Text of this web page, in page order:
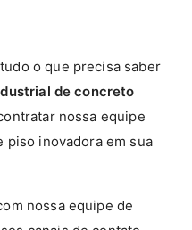
o que precisa saber
de concreto
nossa equipe
piso inovadora em sua
nossa equipe de